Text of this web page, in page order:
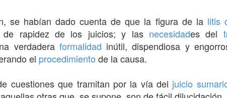
se habían dado cuenta de que la figura de la litis
de rapidez de los juicios; y las necesidades del
verdadera formalidad inútil, dispendiosa y
el procedimiento de la causa.
cuestiones que tramitan por la vía del juicio